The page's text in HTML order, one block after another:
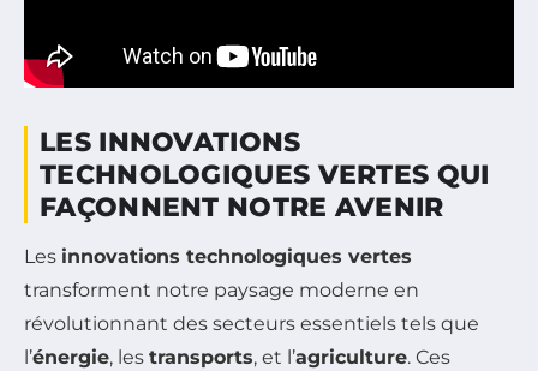
LES INNOVATIONS
TECHNOLOGIQUES VERTES QUI
FAÇONNENT NOTRE AVENIR
Les innovations technologiques vertes
transforment notre paysage moderne en
révolutionnant des secteurs essentiels tels que
l’énergie, les transports, et l’agriculture. Ces